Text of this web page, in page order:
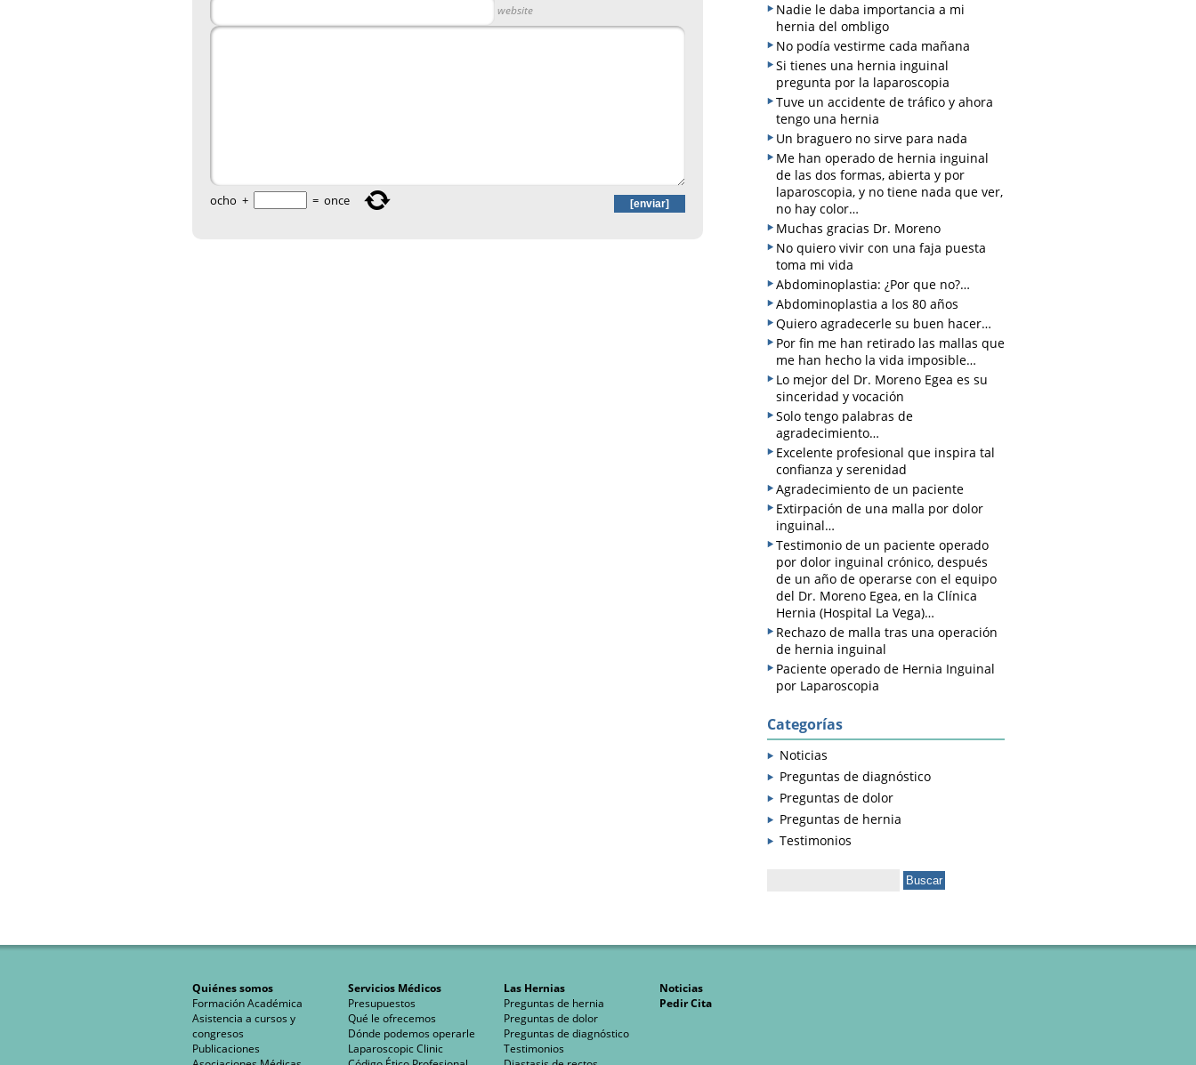
website
ocho + = once
Nadie le daba importancia a mi
hernia del ombligo
No podía vestirme cada mañana
Si tienes una hernia inguinal
pregunta por la laparoscopia
Tuve un accidente de tráfico y ahora
tengo una hernia
Un braguero no sirve para nada
Me han operado de hernia inguinal
de las dos formas, abierta y por
laparoscopia, y no tiene nada que ver,
no hay color…
Muchas gracias Dr. Moreno
No quiero vivir con una faja puesta
toma mi vida
Abdominoplastia: ¿Por que no?…
Abdominoplastia a los 80 años
Quiero agradecerle su buen hacer…
Por fin me han retirado las mallas que
me han hecho la vida imposible…
Lo mejor del Dr. Moreno Egea es su
sinceridad y vocación
Solo tengo palabras de
agradecimiento…
Excelente profesional que inspira tal
confianza y serenidad
Agradecimiento de un paciente
Extirpación de una malla por dolor
inguinal…
Testimonio de un paciente operado
por dolor inguinal crónico, después
de un año de operarse con el equipo
del Dr. Moreno Egea, en la Clínica
Hernia (Hospital La Vega)…
Rechazo de malla tras una operación
de hernia inguinal
Paciente operado de Hernia Inguinal
por Laparoscopia
Categorías
Noticias
Preguntas de diagnóstico
Preguntas de dolor
Preguntas de hernia
Testimonios
Quiénes somos
Formación Académica
Asistencia a cursos y
congresos
Publicaciones
Servicios Médicos
Presupuestos
Qué le ofrecemos
Dónde podemos operarle
Laparoscopic Clinic
Las Hernias
Preguntas de hernia
Preguntas de dolor
Preguntas de diagnóstico
Testimonios
Noticias
Pedir Cita